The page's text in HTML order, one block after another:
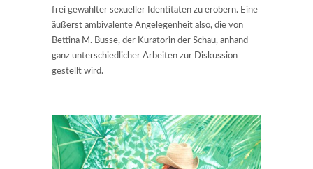
frei gewählter sexueller Identitäten zu erobern. Eine
äußerst ambivalente Angelegenheit also, die von
Bettina M. Busse, der Kuratorin der Schau, anhand
ganz unterschiedlicher Arbeiten zur Diskussion
gestellt wird.